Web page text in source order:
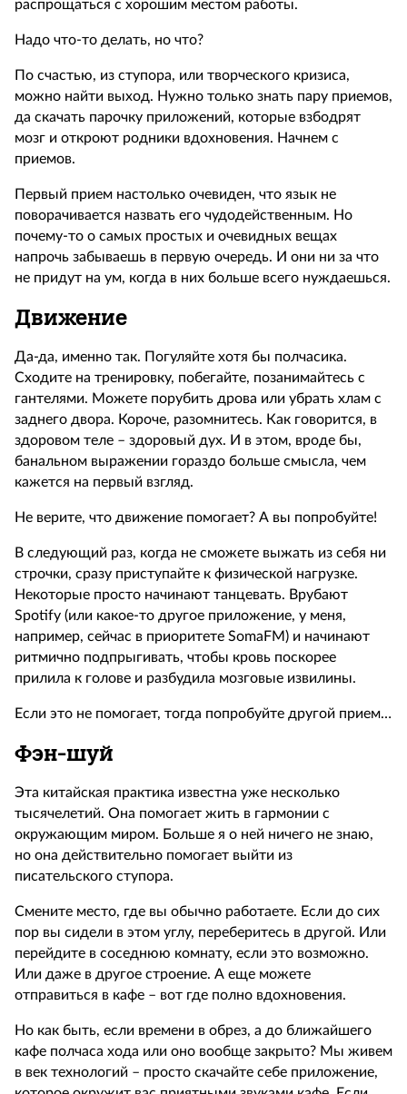
распрощаться с хорошим местом работы.
Надо что-то делать, но что?
По счастью, из ступора, или творческого кризиса,
можно найти выход. Нужно только знать пару приемов,
да скачать парочку приложений, которые взбодрят
мозг и откроют родники вдохновения. Начнем с
приемов.
Первый прием настолько очевиден, что язык не
поворачивается назвать его чудодейственным. Но
почему-то о самых простых и очевидных вещах
напрочь забываешь в первую очередь. И они ни за что
не придут на ум, когда в них больше всего нуждаешься.
Движение
Да-да, именно так. Погуляйте хотя бы полчасика.
Сходите на тренировку, побегайте, позанимайтесь с
гантелями. Можете порубить дрова или убрать хлам с
заднего двора. Короче, разомнитесь. Как говорится, в
здоровом теле – здоровый дух. И в этом, вроде бы,
банальном выражении гораздо больше смысла, чем
кажется на первый взгляд.
Не верите, что движение помогает? А вы попробуйте!
В следующий раз, когда не сможете выжать из себя ни
строчки, сразу приступайте к физической нагрузке.
Некоторые просто начинают танцевать. Врубают
Spotify (или какое-то другое приложение, у меня,
например, сейчас в приоритете SomaFM) и начинают
ритмично подпрыгивать, чтобы кровь поскорее
прилила к голове и разбудила мозговые извилины.
Если это не помогает, тогда попробуйте другой прием…
Фэн-шуй
Эта китайская практика известна уже несколько
тысячелетий. Она помогает жить в гармонии с
окружающим миром. Больше я о ней ничего не знаю,
но она действительно помогает выйти из
писательского ступора.
Смените место, где вы обычно работаете. Если до сих
пор вы сидели в этом углу, переберитесь в другой. Или
перейдите в соседнюю комнату, если это возможно.
Или даже в другое строение. А еще можете
отправиться в кафе – вот где полно вдохновения.
Но как быть, если времени в обрез, а до ближайшего
кафе полчаса хода или оно вообще закрыто? Мы живем
в век технологий – просто скачайте себе приложение,